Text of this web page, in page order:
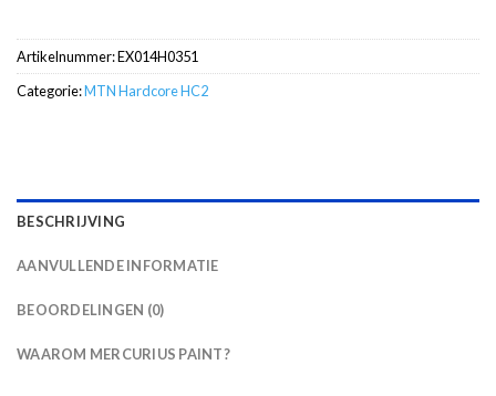
Artikelnummer:EX014H0351
Categorie:MTN Hardcore HC2
BESCHRIJVING
AANVULLENDE INFORMATIE
BEOORDELINGEN (0)
WAAROM MERCURIUS PAINT?